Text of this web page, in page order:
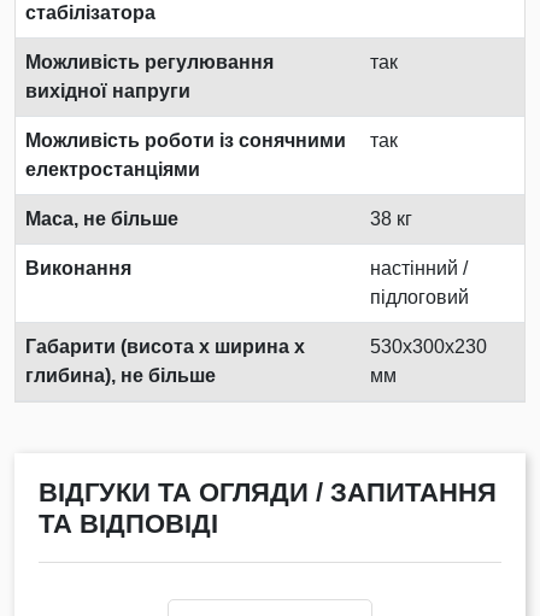
стабілізатора
Можливість регулювання
вихідної напруги
так
Можливість роботи із сонячними
електростанціями
так
Маса, не більше 38 кг
Виконання
настінний /
підлоговий
Габарити (висота х ширина х
глибина), не більше
530x300x230
мм
ВІДГУКИ ТА ОГЛЯДИ / ЗАПИТАННЯ
ТА ВІДПОВІДІ